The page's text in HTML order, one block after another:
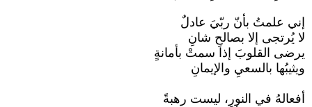
إني علمتُ بأنّ ربّيَ عادلٌ
لا يُرتجى إلا بصالحِ شانِ
يرضى القلوبَ إذا سمتْ بأمانةٍ
ويثيبُها بالسعيِ والإيمانِ
أفعالهُ في النورِ، ليست رهبةً